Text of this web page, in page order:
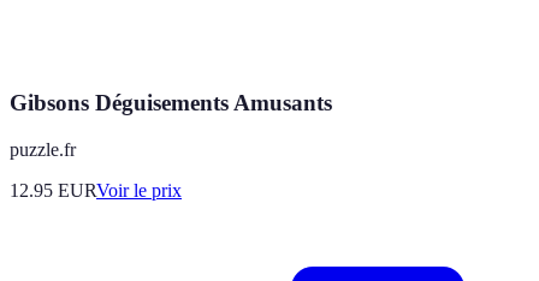
Gibsons Déguisements Amusants
puzzle.fr
12.95 EURVoir le prix